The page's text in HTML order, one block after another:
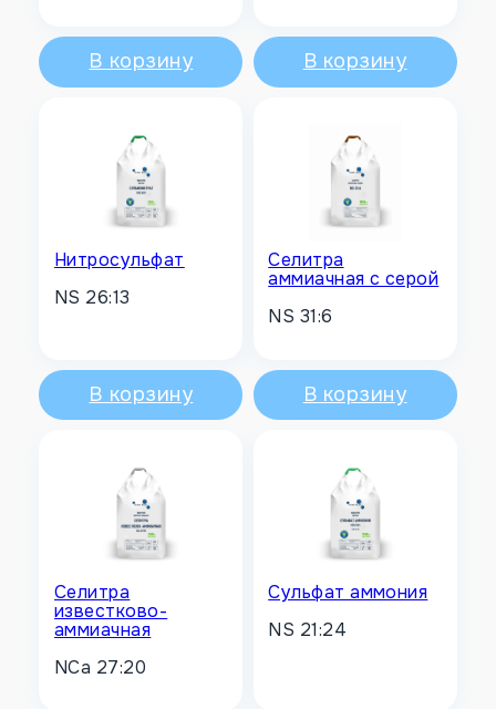
В корзину В корзину
Нитросульфат
NS 26:13
В корзину
Селитра
аммиачная c серой
NS 31:6
В корзину
Селитра
известково-
аммиачная
NCa 27:20
Сульфат аммония
NS 21:24